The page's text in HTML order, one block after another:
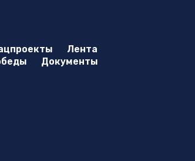
Лента
Документы